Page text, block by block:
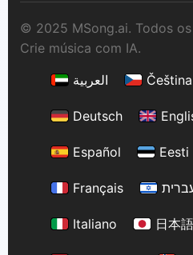
© 2025 MSong.ai. Todos
Crie música com IA.
العربية
Čeština
Deutsch
Español Eesti
Français
Italiano 日本語